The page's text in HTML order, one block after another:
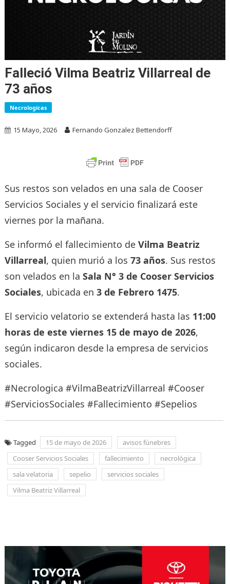
Falleció Vilma Beatriz Villarreal de
73 años
Necrologicas
15 Mayo, 2026 Fernando Gonzalez Bettendorff
Sus restos son velados en una sala de Cooser
Servicios Sociales y el servicio finalizará este
viernes por la mañana.
Se informó el fallecimiento de Vilma Beatriz
Villarreal, quien murió a los 73 años. Sus restos
son velados en la Sala N° 3 de Cooser Servicios
Sociales, ubicada en 3 de Febrero 1475.
El servicio velatorio se extenderá hasta las 11:00
horas de este viernes 15 de mayo de 2026,
según indicaron desde la empresa de servicios
sociales.
#Necrologica #VilmaBeatrizVillarreal #Cooser
#ServiciosSociales #Fallecimiento #Sepelios
Tagged 15 de mayo de 2026
avisos fúnebres
Cooser Servicios Sociales
fallecimiento
necrológica
sala velatoria
sepelio
servicios sociales
Vilma Beatriz Villarreal
entradas